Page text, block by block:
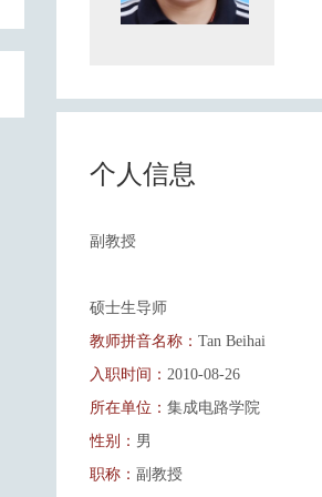
个人信息
副教授
硕士生导师
教师拼音名称： Tan Beihai
入职时间： 2010-08-26
所在单位： 集成电路学院
性别： 男
职称： 副教授